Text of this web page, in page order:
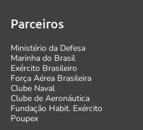
Parceiros
Ministério da Defesa
Marinha do Brasil
Exército Brasileiro
Força Aérea Brasileira
Clube Naval
Clube de Aeronáutica
Fundação Habit. Exército
Poupex